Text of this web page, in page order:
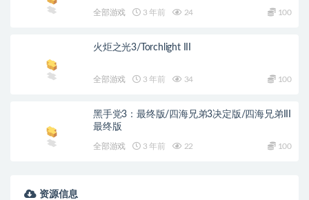
全部游戏 3 年前 24 100
火炬之光3/Torchlight III
全部游戏 3 年前 34 100
黑手党3：最终版/四海兄弟3决定版/四海兄弟III
最终版
全部游戏 3 年前 22 100
资源信息